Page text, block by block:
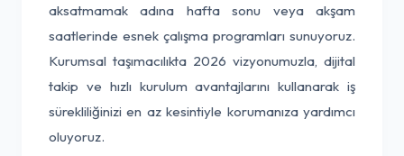
aksatmamak adına hafta sonu veya akşam
saatlerinde esnek çalışma programları sunuyoruz.
Kurumsal taşımacılıkta 2026 vizyonumuzla, dijital
takip ve hızlı kurulum avantajlarını kullanarak iş
sürekliliğinizi en az kesintiyle korumanıza yardımcı
oluyoruz.